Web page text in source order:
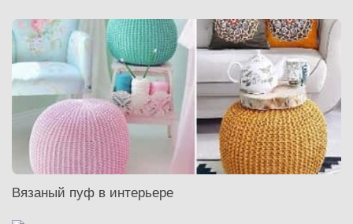
Вязаный пуф в интерьере